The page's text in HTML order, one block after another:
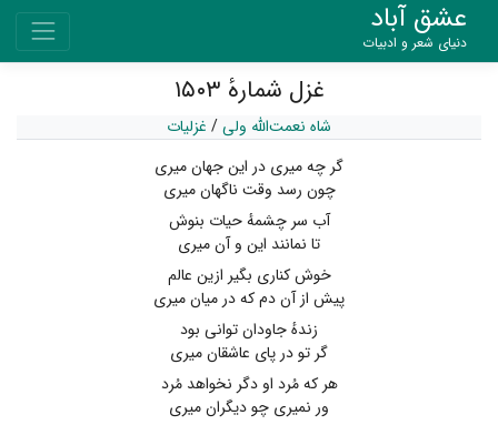
عشق آباد
دنیای شعر و ادبیات
غزل شمارهٔ ۱۵۰۳
شاه نعمت‌الله ولی/ غزلیات
گر چه میری در این جهان میری
چون رسد وقت ناگهان میری
آب سر چشمهٔ حیات بنوش
تا نمانند این و آن میری
خوش کناری بگیر ازین عالم
پیش از آن دم که در میان میری
زندهٔ جاودان توانی بود
گر تو در پای عاشقان میری
هر که مُرد او دگر نخواهد مُرد
ور نمیری چو دیگران میری